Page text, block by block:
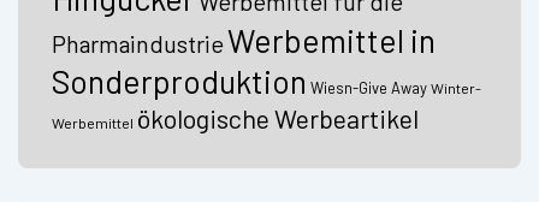
PharmaindustrieWerbemittel in
Sonderproduktion Wiesn-Give Away Winter-
Werbemittel ökologische Werbeartikel